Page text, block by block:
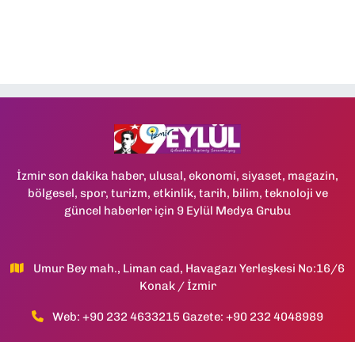
İzmir son dakika haber, ulusal, ekonomi, siyaset, magazin,
bölgesel, spor, turizm, etkinlik, tarih, bilim, teknoloji ve
güncel haberler için 9 Eylül Medya Grubu
Umur Bey mah., Liman cad, Havagazı Yerleşkesi No:16/6
Konak / İzmir
Web: +90 232 4633215 Gazete: +90 232 4048989